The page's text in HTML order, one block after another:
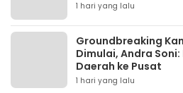
1 hari yang lalu
Groundbreaking
Dimulai, Andra
Daerah ke Pusat
1 hari yang lalu